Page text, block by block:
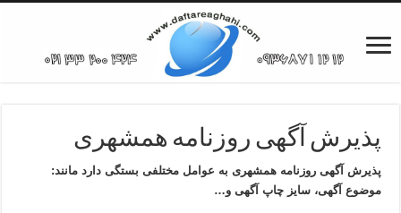
پذیرش آگهی روزنامه همشهری
پذیرش آگهی روزنامه همشهری به عوامل مختلفی بستگی دارد مانند:
موضوع آگهی، سایز چاپ آگهی و…